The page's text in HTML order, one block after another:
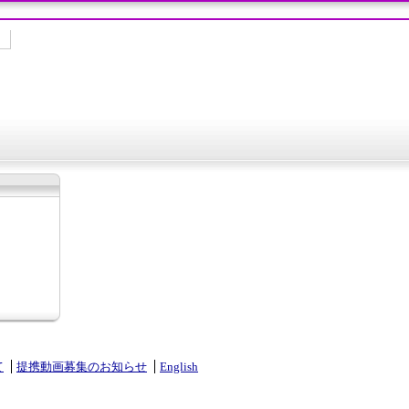
提携動画募集のお知らせ English